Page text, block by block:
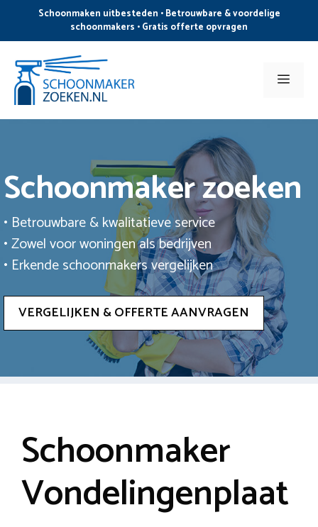
de
inhoud
Schoonmaken uitbesteden • Betrouwbare & voordelige
schoonmakers • Gratis offerte opvragen
Menu
Schoonmaker zoeken
• Betrouwbare & kwalitatieve service
• Zowel voor woningen als bedrijven
• Erkende schoonmakers vergelijken
VERGELIJKEN & OFFERTE AANVRAGEN
Schoonmaker
Vondelingenplaat